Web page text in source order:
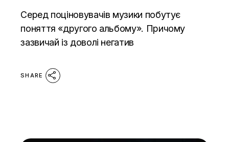
Серед поціновувачів музики побутує
поняття «другого альбому». Причому
зазвичай із доволі негатив
SHARE